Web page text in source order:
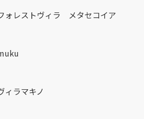
ォレストヴィラ メタセコイア
ィラマキノ